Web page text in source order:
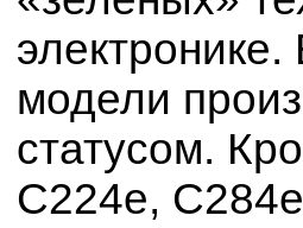
модели
статусом.
C224e,